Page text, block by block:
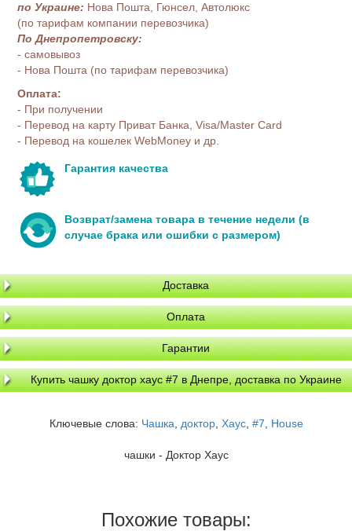
по Украине: Нова Пошта, Гюнсел, Автолюкс
(по тарифам компании перевозчика)
По Днепропетровску:
- самовывоз
- Нова Пошта (по тарифам перевозчика)
Оплата:
- При получении
- Перевод на карту Приват Банка, Visa/Master Card
- Перевод на кошелек WebMoney и др.
Гарантия качества
Возврат/замена товара в течение недели (в
случае брака или ошибки с размером)
Доставка
Оплата
Гарантии
Купить чашку доктор хаус #7 в Днепре, доставка по Украине
Ключевые слова: Чашка доктор, Хаус, #7 House
чашки - Доктор Хаус
Похожие товары: